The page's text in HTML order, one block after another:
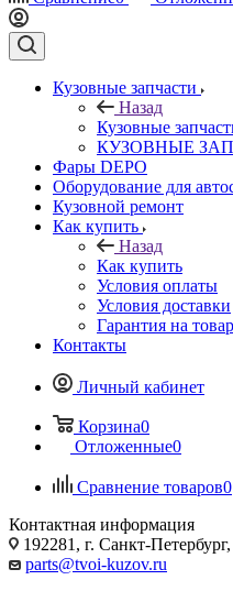
Кузовные запчасти
Назад
Кузовные
КУЗОВНЫЕ
Фары DEPO
Оборудование для
Кузовной ремонт
Как купить
Назад
Как купить
Условия оплаты
Условия доставки
Гарантия на товар
Контакты
Личный кабинет
Корзина0
Отложенные0
Сравнение товаров0
Контактная информация
192281, г. Санкт-
parts@tvoi-kuzov.ru